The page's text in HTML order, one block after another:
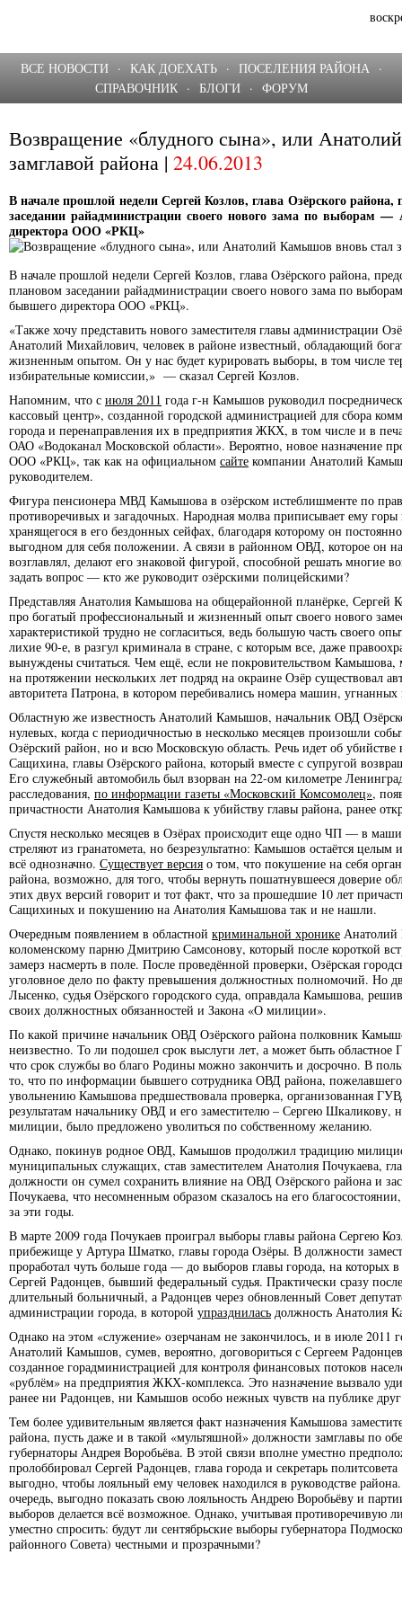
ВСЕ НОВОСТИ · КАК ДОЕХАТЬ · ПОСЕЛЕНИЯ РАЙОНА
·
СПРАВОЧНИК
· БЛОГИ · ФОРУМ
Возвращение «блудного сына», или
замглавой района | 24.06.2013
В начале прошлой недели Сергей Козлов, глава Озёрского
заседании райадминистрации своего нового зама по выборам
директора ООО «РКЦ»
В начале прошлой недели Сергей Козлов, глава Озёрского района,
плановом заседании райадминистрации своего нового зама по
бывшего директора ООО «РКЦ».
«Также хочу представить нового заместителя главы администрации
Анатолий Михайлович, человек в районе известный, обладающий
жизненным опытом. Он у нас будет курировать выборы, в том числе
избирательные комиссии,» — сказал Сергей Козлов.
Напомним, что с июля 2011 года г-н Камышов руководил
кассовый центр», созданной городской администрацией для сбора
города и перенаправления их в предприятия ЖКХ, в том числе и в
ОАО «Водоканал Московской области». Вероятно, новое назначение
ООО «РКЦ», так как на официальном сайте компании Анатолий
руководителем.
Фигура пенсионера МВД Камышова в озёрском истеблишменте по
противоречивых и загадочных. Народная молва приписывает ему
хранящегося в его бездонных сейфах, благодаря которому он
выгодном для себя положении. А связи в районном ОВД, которое он
возглавлял, делают его знаковой фигурой, способной решать многие
задать вопрос — кто же руководит озёрскими полицейскими?
Представляя Анатолия Камышова на общерайонной планёрке, Сергей
про богатый профессиональный и жизненный опыт своего нового
характеристикой трудно не согласиться, ведь большую часть своего
лихие 90-е, в разгул криминала в стране, с которым все, даже
вынуждены считаться. Чем ещё, если не покровительством Камышова,
на протяжении нескольких лет подряд на окраине Озёр существовал
авторитета Патрона, в котором перебивались номера машин,
Областную же известность Анатолий Камышов, начальник ОВД
нулевых, когда с периодичностью в несколько месяцев произошли
Озёрский район, но и всю Московскую область. Речь идет об убийстве
Сащихина, главы Озёрского района, который вместе с супругой
Его служебный автомобиль был взорван на 22-ом километре
расследования, по информации газеты «Московский Комсомолец»,
причастности Анатолия Камышова к убийству главы района, ранее
Спустя несколько месяцев в Озёрах происходит еще одно ЧП — в
стреляют из гранатомета, но безрезультатно: Камышов остаётся
всё однозначно. Существует версия о том, что покушение на себя
района, возможно, для того, чтобы вернуть пошатнувшееся доверие
этих двух версий говорит и тот факт, что за прошедшие 10 лет
Сащихиных и покушению на Анатолия Камышова так и не нашли.
Очередным появлением в областной криминальной хронике Анатолий
коломенскому парню Дмитрию Самсонову, который после короткой
замерз насмерть в поле. После проведённой проверки, Озёрская
уголовное дело по факту превышения должностных полномочий. Но
Лысенко, судья Озёрского городского суда, оправдала Камышова,
своих должностных обязанностей и Закона «О милиции».
По какой причине начальник ОВД Озёрского района полковник
неизвестно. То ли подошел срок выслуги лет, а может быть областное
что срок службы во благо Родины можно закончить и досрочно. В
то, что по информации бывшего сотрудника ОВД района, пожелавшего
увольнению Камышова предшествовала проверка, организованная
результатам начальнику ОВД и его заместителю – Сергею Шкаликову,
милиции, было предложено уволиться по собственному желанию.
Однако, покинув родное ОВД, Камышов продолжил традицию
муниципальных служащих, став заместителем Анатолия Почукаева,
должности он сумел сохранить влияние на ОВД Озёрского района и
Почукаева, что несомненным образом сказалось на его
за эти годы.
В марте 2009 года Почукаев проиграл выборы главы района Сергею
прибежище у Артура Шматко, главы города Озёры. В должности
проработал чуть больше года — до выборов главы города, на которых
Сергей Радонцев, бывший федеральный судья. Практически сразу
длительный больничный, а Радонцев через обновленный Совет
администрации города, в которой упразднилась должность Анатолия
Однако на этом «служение» озерчанам не закончилось, и в июле 2011
Анатолий Камышов, сумев, вероятно, договориться с Сергеем
созданное горадминистрацией для контроля финансовых потоков
«рублём» на предприятия ЖКХ-комплекса. Это назначение вызвало
ранее ни Радонцев, ни Камышов особо нежных чувств на публике
Тем более удивительным является факт назначения Камышова
района, пусть даже и в такой «мультяшной» должности замглавы по
губернаторы Андрея Воробьёва. В этой связи вполне уместно
пролоббировал Сергей Радонцев, глава города и секретарь
выгодно, чтобы лояльный ему человек находился в руководстве
очередь, выгодно показать свою лояльность Андрею Воробьёву и
выборов делается всё возможное. Однако, учитывая противоречивую
уместно спросить: будут ли сентябрьские выборы губернатора
районного Совета) честными и прозрачными?